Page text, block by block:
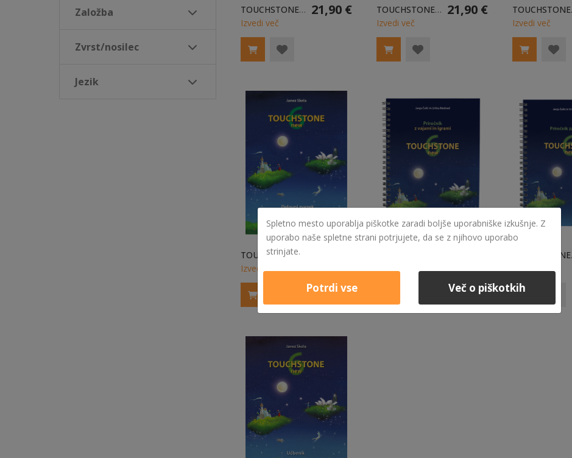
TOUCHSTONE 4 - DELOVNI ZVEZEK 21,90 €
Izvedi več
TOUCHSTONE 4 - UČBENIK 21,90 €
Izvedi več Izvedi več
TOUCHSTONE 6 NEW - DELOVNI ZVEZEK
Izvedi več Izvedi več Izvedi več
Založba
Zvrst/nosilec
Jezik
Spletno mesto uporablja piškotke zaradi boljše uporabniške izkušnje. Z
uporabo naše spletne strani potrjujete, da se z njihovo uporabo
strinjate.
Potrdi vse Več o piškotkih